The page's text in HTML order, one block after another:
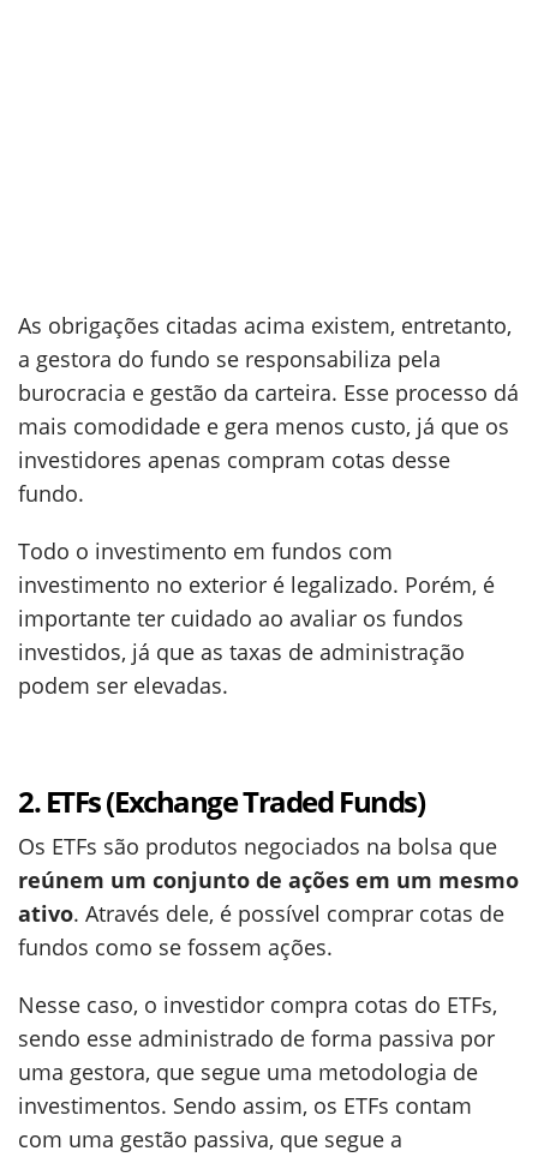
As obrigações citadas acima existem, entretanto,
a gestora do fundo se responsabiliza pela
burocracia e gestão da carteira. Esse processo dá
mais comodidade e gera menos custo, já que os
investidores apenas compram cotas desse
fundo.
Todo o investimento em fundos com
investimento no exterior é legalizado. Porém, é
importante ter cuidado ao avaliar os fundos
investidos, já que as taxas de administração
podem ser elevadas.
2. ETFs (Exchange Traded Funds)
Os ETFs são produtos negociados na bolsa que
reúnem um conjunto de ações em um mesmo
ativo. Através dele, é possível comprar cotas de
fundos como se fossem ações.
Nesse caso, o investidor compra cotas do ETFs,
sendo esse administrado de forma passiva por
uma gestora, que segue uma metodologia de
investimentos. Sendo assim, os ETFs contam
com uma gestão passiva, que segue a